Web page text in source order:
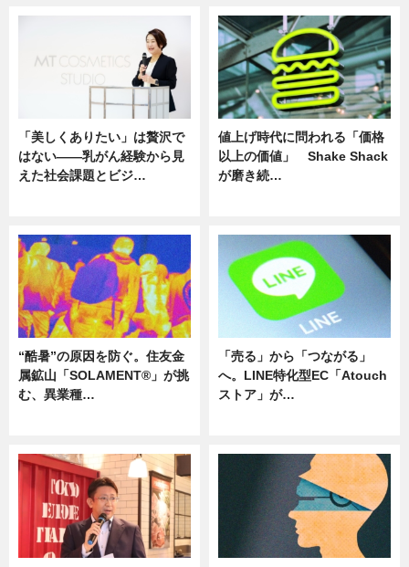
「美しくありたい」は贅沢で
はない――乳がん経験から見
えた社会課題とビジ…
値上げ時代に問われる「価格
以上の価値」 Shake Shack
が磨き続…
“酷暑”の原因を防ぐ。住友金
属鉱山「SOLAMENT®」が挑
む、異業種…
「売る」から「つながる」
へ。LINE特化型EC「Atouch
ストア」が…